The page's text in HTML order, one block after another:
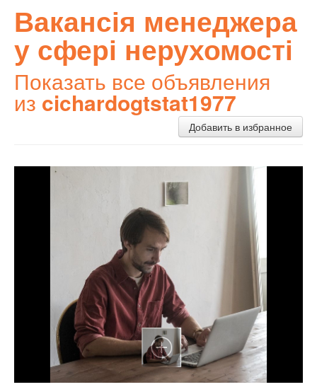
Вакансія менеджера
у сфері нерухомості
Показать все объявления
из cichardogtstat1977
Добавить в избранное